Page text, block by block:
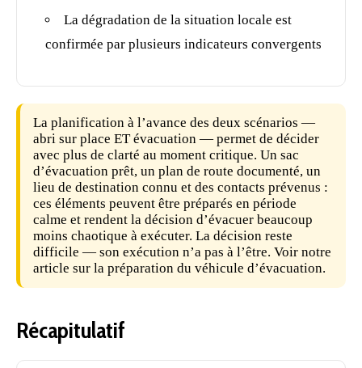
La dégradation de la situation locale est
confirmée par plusieurs indicateurs convergents
La planification à l’avance des deux scénarios —
abri sur place ET évacuation — permet de décider
avec plus de clarté au moment critique. Un sac
d’évacuation prêt, un plan de route documenté, un
lieu de destination connu et des contacts prévenus :
ces éléments peuvent être préparés en période
calme et rendent la décision d’évacuer beaucoup
moins chaotique à exécuter. La décision reste
difficile — son exécution n’a pas à l’être. Voir notre
article sur la préparation du véhicule d’évacuation.
Récapitulatif